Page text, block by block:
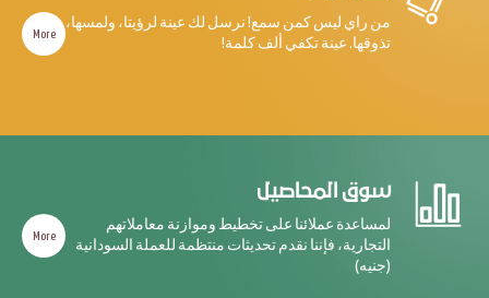
من راي ليس كمن سمع! نرسل لك عينة لرؤيتا، ولمسها،
تذوقها. عينة تكفي ألف كلمة!
More
سوق المحاصيل
لمساعدة عملائنا على تخطيط وموازنة معاملاتهم
التجارية، فإننا نقدم تحديثات منتظمة للعملة السودانية
(جنيه)
More